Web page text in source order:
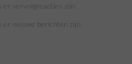
er vervolgreacties zijn.
er nieuwe berichten zijn.